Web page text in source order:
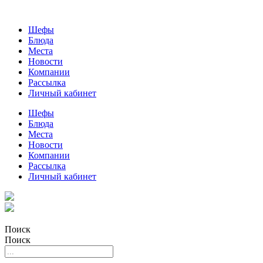
Шефы
Блюда
Места
Новости
Компании
Рассылка
Личный кабинет
Шефы
Блюда
Места
Новости
Компании
Рассылка
Личный кабинет
Поиск
Поиск